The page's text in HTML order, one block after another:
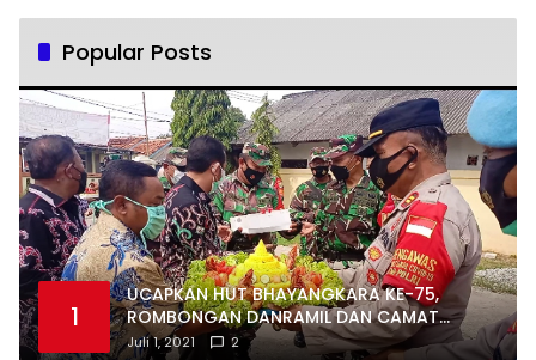
Popular Posts
1
UCAPKAN HUT BHAYANGKARA KE-75,
ROMBONGAN DANRAMIL DAN CAMAT
DATANGI MAPOLSEK MUARAGEMBONG
Juli 1, 2021 2